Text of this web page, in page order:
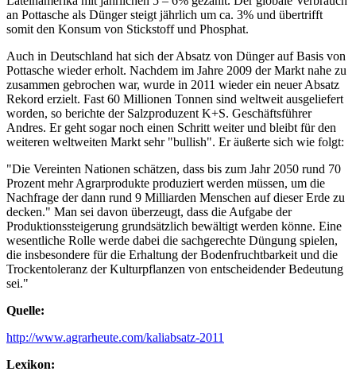
an Pottasche als Dünger steigt jährlich um ca. 3% und übertrifft
somit den Konsum von Stickstoff und Phosphat.
Auch in Deutschland hat sich der Absatz von Dünger auf Basis von
Pottasche wieder erholt. Nachdem im Jahre 2009 der Markt nahe zu
zusammen gebrochen war, wurde in 2011 wieder ein neuer Absatz
Rekord erzielt. Fast 60 Millionen Tonnen sind weltweit ausgeliefert
worden, so berichte der Salzproduzent K+S. Geschäftsführer
Andres. Er geht sogar noch einen Schritt weiter und bleibt für den
weiteren weltweiten Markt sehr "bullish". Er äußerte sich wie folgt:
"Die Vereinten Nationen schätzen, dass bis zum Jahr 2050 rund 70
Prozent mehr Agrarprodukte produziert werden müssen, um die
Nachfrage der dann rund 9 Milliarden Menschen auf dieser Erde zu
decken." Man sei davon überzeugt, dass die Aufgabe der
Produktionssteigerung grundsätzlich bewältigt werden könne. Eine
wesentliche Rolle werde dabei die sachgerechte Düngung spielen,
die insbesondere für die Erhaltung der Bodenfruchtbarkeit und die
Trockentoleranz der Kulturpflanzen von entscheidender Bedeutung
sei."
Quelle:
http://www.agrarheute.com/kaliabsatz-2011
Lexikon: